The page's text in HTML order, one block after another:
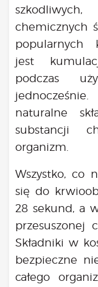
chemicznych
popularnych
jest
podczas
naturalne
substancji
organizm.
Wszystko, co
się do
28 sekund, a
przesuszonej
Składniki w
bezpieczne
całego